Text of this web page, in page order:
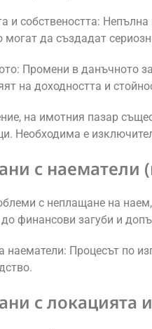
и собствеността:
могат да създадат
Промени в данъчното
на доходността и
на имотния пазар
Необходима е
с наематели
с неплащане на
финансови загуби и
наематели: Процесът по
с локацията